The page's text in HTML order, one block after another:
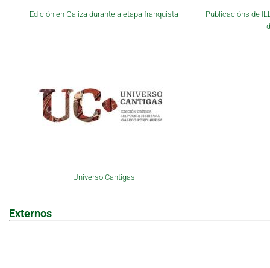
Edición en Galiza durante a etapa franquista
Publicacións de
Universo Cantigas
Externos